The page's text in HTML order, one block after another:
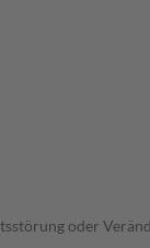
oder